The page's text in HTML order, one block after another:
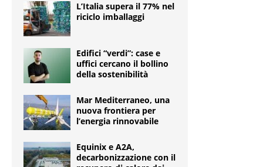
L’Italia supera il 77% nel
riciclo imballaggi
Edifici “verdi”: case e
uffici cercano il bollino
della sostenibilità
Mar Mediterraneo, una
nuova frontiera per
l’energia rinnovabile
Equinix e A2A,
decarbonizzazione con il